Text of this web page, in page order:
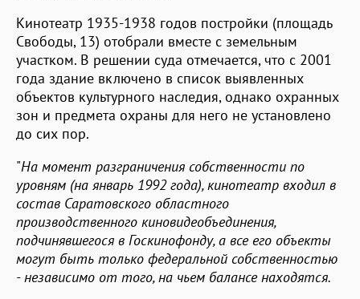
Кинотеатр 1935-1938 годов постройки (площадь
Свободы, 13) отобрали вместе с земельным
участком. В решении суда отмечается, что с 2001
года здание включено в список выявленных
объектов культурного наследия, однако охранных
зон и предмета охраны для него не установлено
до сих пор.
"На момент разграничения собственности по
уровням (на январь 1992 года), кинотеатр входил в
состав Саратовского областного
производственного киновидеобъединения,
подчинявшегося в Госкинофонду, а все его объекты
могут быть только федеральной собственностью
- независимо от того, на чьем балансе находятся.